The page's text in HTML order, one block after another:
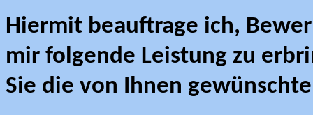
Hiermit beauftrage ich,
mir folgende Leistung zu
Sie die von Ihnen